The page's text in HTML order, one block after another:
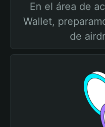
En el área de
Wallet,
de